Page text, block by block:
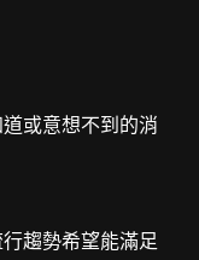
或意想不到的消
趨勢希望能滿足